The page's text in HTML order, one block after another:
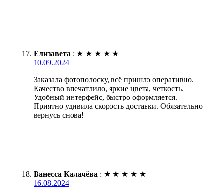
Елизавета : ★ ★ ★ ★ ★
10.09.2024
Заказала фотополоску, всё пришло оперативно.
Качество впечатлило, яркие цвета, четкость.
Удобный интерфейс, быстро оформляется.
Приятно удивила скорость доставки. Обязательно
вернусь снова!
Ванесса Калачёва : ★ ★ ★ ★ ★
16.08.2024